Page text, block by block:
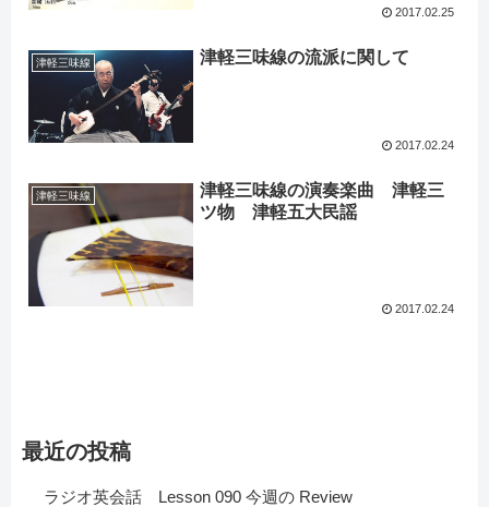
2017.02.25
津軽三味線 津軽三味線の流派に関して
2017.02.24
津軽三味線
津軽三味線の演奏楽曲 津軽三
ツ物 津軽五大民謡
2017.02.24
最近の投稿
ラジオ英会話 Lesson 090 今週の Review